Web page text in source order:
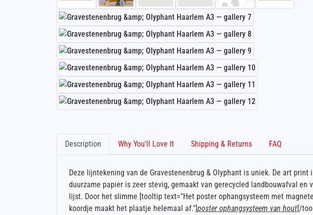
Description Why You'll Love It Shipping & Returns FAQ
Deze lijntekening van de Gravestenenbrug & Olyphant is uniek. De art
duurzame papier is zeer stevig, gemaakt van gerecycled landbouwafval
lijst. Door het slimme [tooltip text="Het poster ophangsysteem met
koordje maakt het plaatje helemaal af."]poster ophangsysteem van hout[/